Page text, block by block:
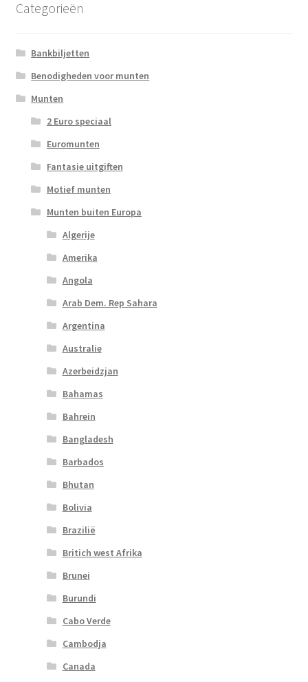
Categorieën
Bankbiljetten
Benodigheden voor munten
Munten
2 Euro speciaal
Euromunten
Fantasie uitgiften
Motief munten
Munten buiten Europa
Algerije
Amerika
Angola
Arab Dem. Rep Sahara
Argentina
Australie
Azerbeidzjan
Bahamas
Bahrein
Bangladesh
Barbados
Bhutan
Bolivia
Brazilië
Britich west Afrika
Brunei
Burundi
Cabo Verde
Cambodja
Canada